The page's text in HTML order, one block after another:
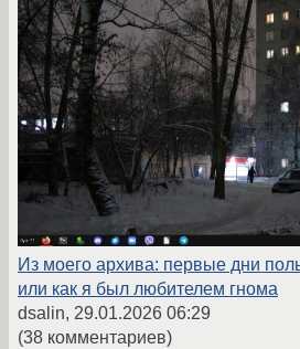
Из моего архива: первые дни
или как я был любителем гнома
dsalin, 29.01.2026 06:29
(38 комментариев)